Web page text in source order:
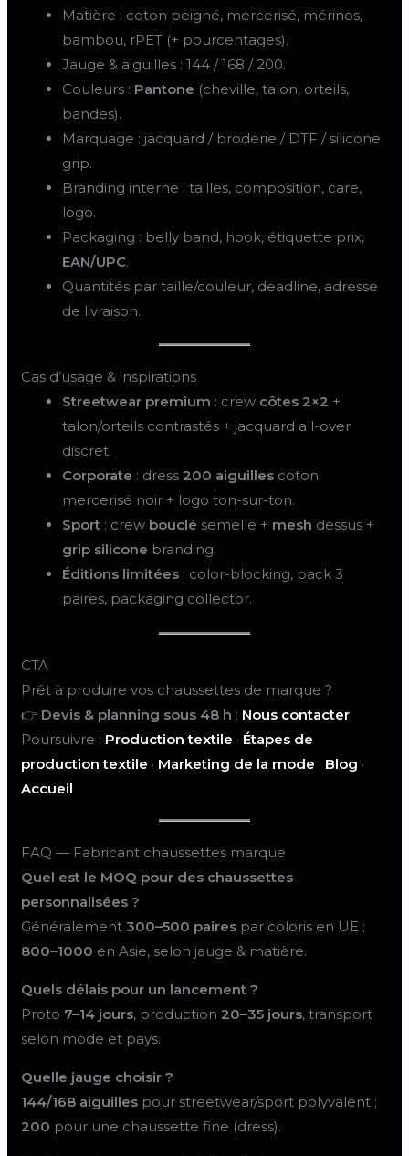
Matière : coton peigné, mercerisé, mérinos,
bambou, rPET (+ pourcentages).
Jauge & aiguilles : 144 / 168 / 200.
Couleurs : Pantone (cheville, talon, orteils,
bandes).
Marquage : jacquard / broderie / DTF / silicone
grip.
Branding interne : tailles, composition, care,
logo.
Packaging : belly band, hook, étiquette prix,
EAN/UPC.
Quantités par taille/couleur, deadline, adresse
de livraison.
Cas d’usage & inspirations
Streetwear premium : crew côtes 2×2 +
talon/orteils contrastés + jacquard all-over
discret.
Corporate : dress 200 aiguilles coton
mercerisé noir + logo ton-sur-ton.
Sport : crew bouclé semelle + mesh dessus +
grip silicone branding.
Éditions limitées : color-blocking, pack 3
paires, packaging collector.
CTA
Prêt à produire vos chaussettes de marque ?
👉 Devis & planning sous 48 h : Nous contacter
Poursuivre : Production textile · Étapes de
production textile · Marketing de la mode · Blog ·
Accueil
FAQ — Fabricant chaussettes marque
Quel est le MOQ pour des chaussettes
personnalisées ?
Généralement300–500 paires par coloris en UE ;
800–1000 en Asie, selon jauge & matière.
Quels délais pour un lancement ?
Proto 7–14 jours, production 20–35 jours, transport
selon mode et pays.
Quelle jauge choisir ?
144/168 aiguilles pour streetwear/sport polyvalent ;
200 pour une chaussette fine (dress).